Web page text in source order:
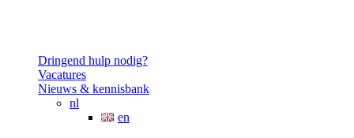
Dringend hulp nodig?
Vacatures
Nieuws & kennisbank
nl
en